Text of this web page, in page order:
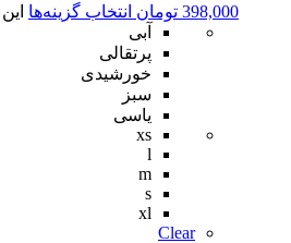
398,000 تومان انتخاب گزینه‌ها
آبی
پرتقالی
خورشیدی
سبز
یاسی
xs
l
m
s
xl
Clear